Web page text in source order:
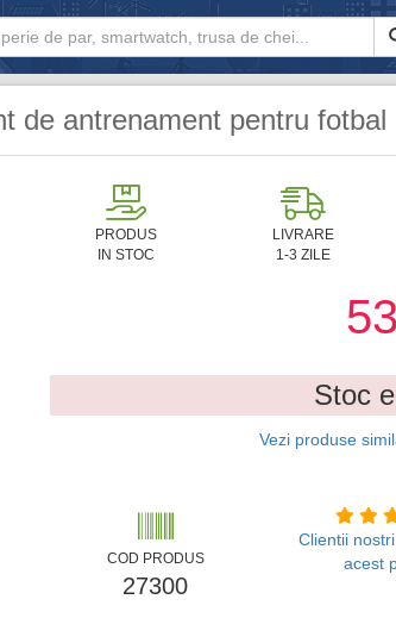
de antrenament pentru fotbal
PRODUS
IN STOC
LIVRARE
1-3 ZILE
53
Stoc
Vezi produse
COD PRODUS
27300
Clientii
acest